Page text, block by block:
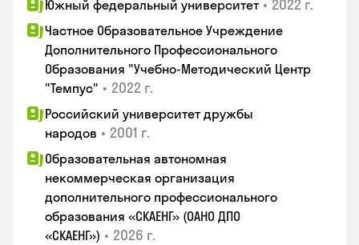
Южный федеральный университет • 2022 г.
Частное Образовательное Учреждение
Дополнительного Профессионального
Образования "Учебно-Методический Центр
"Темпус" • 2022 г.
Российский университет дружбы
народов • 2001 г.
Образовательная автономная
некоммерческая организация
дополнительного профессионального
образования «СКАЕНГ» (ОАНО ДПО
«СКАЕНГ») • 2026 г.